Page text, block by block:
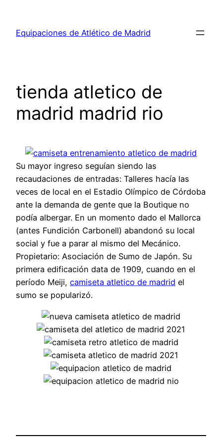
contenido
Equipaciones de Atlético de Madrid
tienda atletico de
madrid madrid rio
Su mayor ingreso seguían siendo las
recaudaciones de entradas: Talleres hacía las
veces de local en el Estadio Olímpico de Córdoba
ante la demanda de gente que la Boutique no
podía albergar. En un momento dado el Mallorca
(antes Fundición Carbonell) abandonó su local
social y fue a parar al mismo del Mecánico.
Propietario: Asociación de Sumo de Japón. Su
primera edificación data de 1909, cuando en el
período Meiji, camiseta atletico de madrid el
sumo se popularizó.